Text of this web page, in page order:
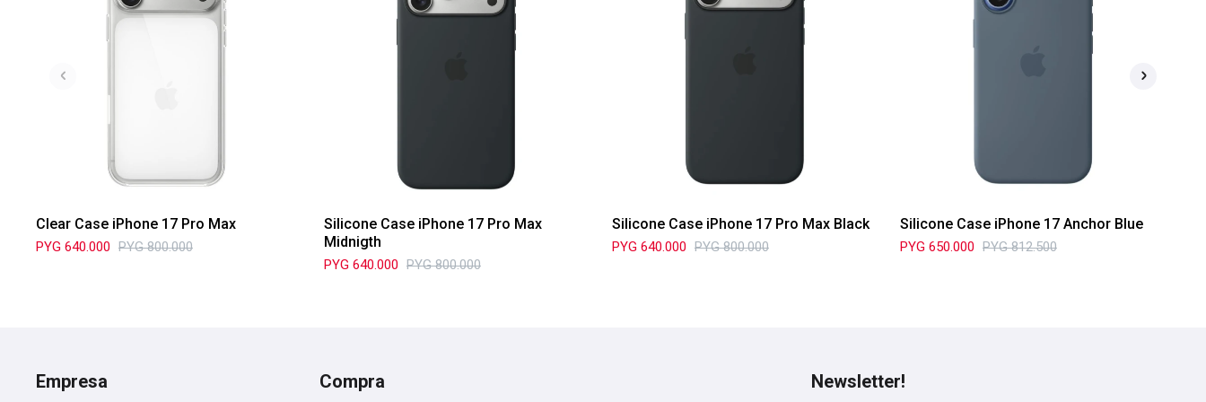
Clear Case iPhone 17 Pro Max
PYG 640.000 PYG 800.000
Silicone Case iPhone 17 Pro Max
Midnigth
PYG 640.000 PYG 800.000
Silicone Case iPhone 17 Pro Max Black
PYG 640.000 PYG 800.000
Silicone Case iPhone 17 Anchor Blue
PYG 650.000 PYG 812.500
Empresa Compra Newsletter!